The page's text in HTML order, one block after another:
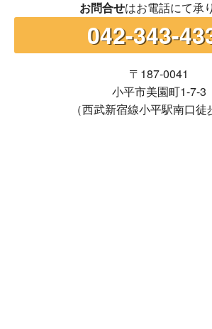
お問合せはお電話にて承
042-343-
〒187-0041
小平市美園町1-7-3
（西武新宿線小平駅南口徒